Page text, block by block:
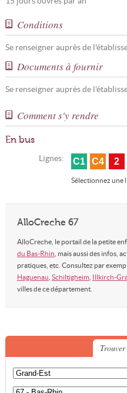
Conditions
Se renseigner auprès de
Documents à fournir
Se renseigner auprès de
Comment s'y rendre
En bus
Lignes: C1 C4 2
Sélectionnez une
AlloCreche 67
AlloCreche, le portail de la petite
du Bas-Rhin , mais aussi des infos,
pratiques, etc. Consultez par
Haguenau Schiltigheim Illkirch-
villes de ce département.